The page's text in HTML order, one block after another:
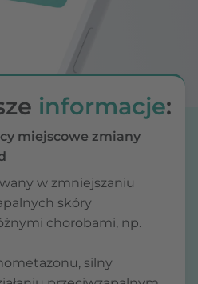
informacje:
miejscowe zmiany
w zmniejszaniu
skóry
chorobami, np.
silny